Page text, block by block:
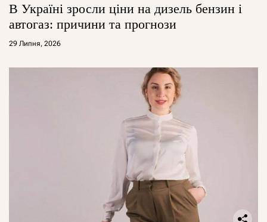
В Україні зросли ціни на дизель бензин і
автогаз: причини та прогнози
29 Липня, 2026